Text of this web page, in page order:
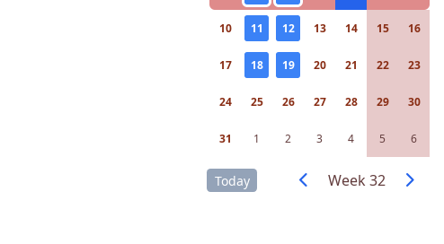
10 11 12 13 14 15 16
17 18 19 20 21 22 23
24 25 26 27 28 29 30
31 1 2 3 4 5 6
Week 32
Today